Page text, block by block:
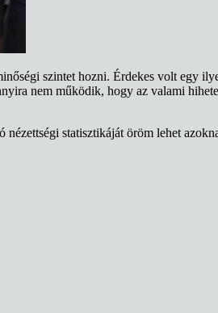
szintet hozni. Érdekes volt egy
nem működik, hogy az valami
statisztikáját öröm lehet